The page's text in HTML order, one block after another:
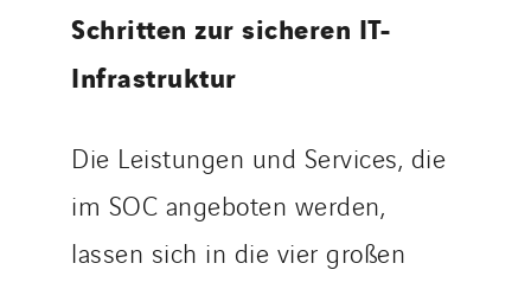
Schritten zur sicheren IT-
Infrastruktur
Die Leistungen und Services, die
im SOC angeboten werden,
lassen sich in die vier großen